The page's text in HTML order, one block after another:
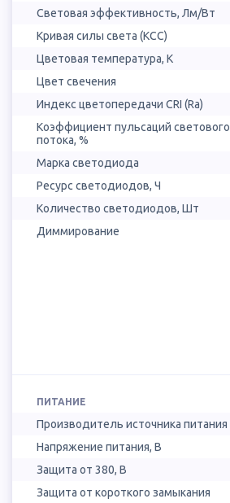
Световая эффективность, Лм/Вт
Кривая силы света (КСС)
Цветовая температура, К
Цвет свечения
Индекс цветопередачи CRI (Ra)
Коэффициент пульсаций светового
потока, %
Марка светодиода
Ресурс светодиодов, Ч
Количество светодиодов, Шт
Диммирование
ПИТАНИЕ
Производитель источника питания
Напряжение питания, В
Защита от 380, В
Защита от короткого замыкания